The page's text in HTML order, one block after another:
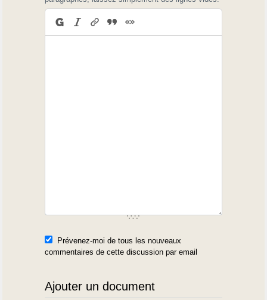
Prévenez-moi de tous les nouveaux
commentaires de cette discussion par email
Ajouter un document